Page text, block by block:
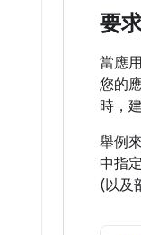
要
當應
您的
時，
舉例
中指定
(以及